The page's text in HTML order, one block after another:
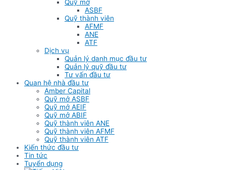
Quỹ mở
ASBF
Quỹ thành viên
AFMF
ANE
ATF
Dịch vụ
Quản lý danh mục đầu tư
Quản lý quỹ đầu tư
Tư vấn đầu tư
Quan hệ nhà đầu tư
Amber Capital
Quỹ mở ASBF
Quỹ mở AEIF
Quỹ mở ABIF
Quỹ thành viên ANE
Quỹ thành viên AFMF
Quỹ thành viên ATF
Kiến thức đầu tư
Tin tức
Tuyển dụng